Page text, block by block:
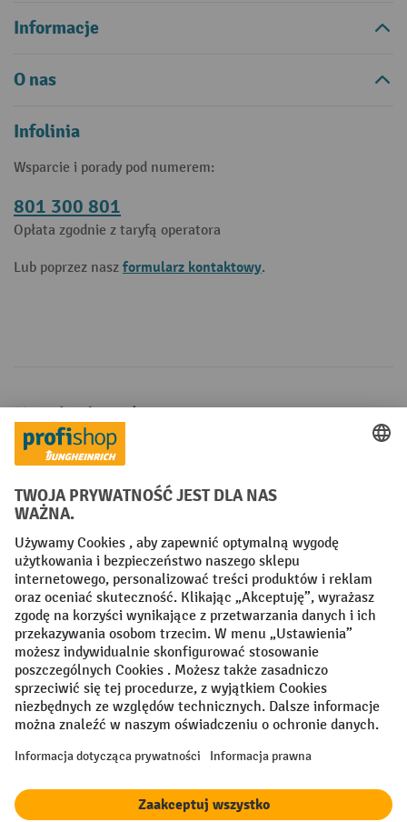
Informacje
O nas
Infolinia
Wsparcie i porady pod numerem:
801 300 801
Opłata zgodnie z taryfą operatora
Lub poprzez nasz formularz kontaktowy.
Metody płatności
Creditcard (Master)Creditcard (Visa)
Factura Przedpłata
Sieci społecznościowe
Facebook
YouTube
LinkedIn
Instagram
Regulamin Impressum PL
Oświadczenie o ochronie danych
Ustawienia prywatności
All prices excl. VAT plusshipping costsand possible delivery charges,